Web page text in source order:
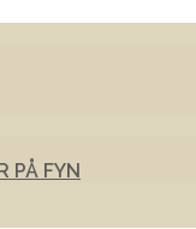
PÅ FYN